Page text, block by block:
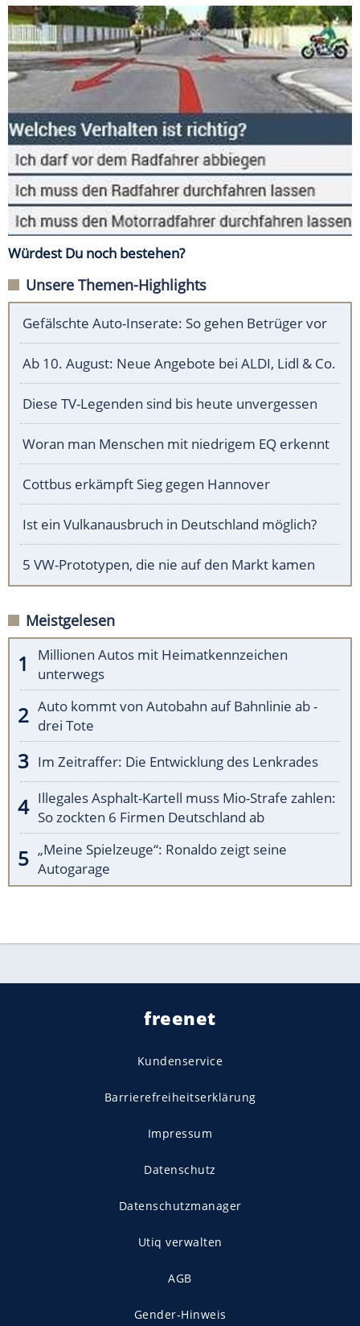
Würdest Du noch bestehen?
Unsere Themen-Highlights
Gefälschte Auto-Inserate: So gehen Betrüger vor
Ab 10. August: Neue Angebote bei ALDI, Lidl & Co.
Diese TV-Legenden sind bis heute unvergessen
Woran man Menschen mit niedrigem EQ erkennt
Cottbus erkämpft Sieg gegen Hannover
Ist ein Vulkanausbruch in Deutschland möglich?
5 VW-Prototypen, die nie auf den Markt kamen
Meistgelesen
Millionen Autos mit Heimatkennzeichen
unterwegs
Auto kommt von Autobahn auf Bahnlinie ab -
drei Tote
Im Zeitraffer: Die Entwicklung des Lenkrades
Illegales Asphalt-Kartell muss Mio-Strafe zahlen:
So zockten 6 Firmen Deutschland ab
„Meine Spielzeuge“: Ronaldo zeigt seine
Autogarage
freenet
Kundenservice
Barrierefreiheitserklärung
Impressum
Datenschutz
Datenschutzmanager
Utiq verwalten
AGB
Gender-Hinweis